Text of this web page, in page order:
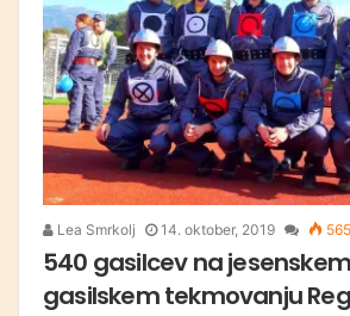
Lea Smrkolj 14. oktober, 2019 565
540 gasilcev na
gasilskem tekmovanju